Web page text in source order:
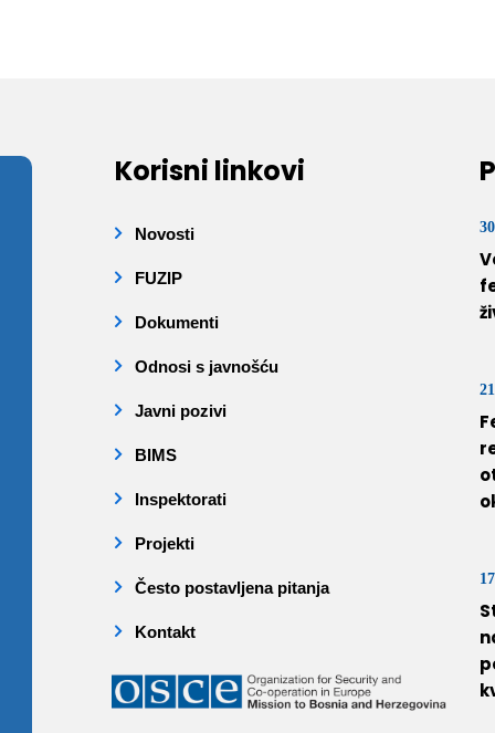
Korisni linkovi
Novosti
FUZIP
Dokumenti
Odnosi s javnošću
Javni pozivi
BIMS
Inspektorati
Projekti
Često postavljena pitanja
Kontakt